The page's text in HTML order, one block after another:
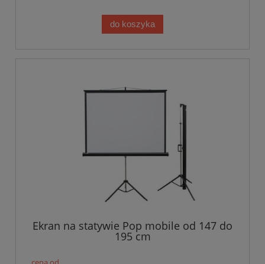
do koszyka
Ekran na statywie Pop mobile od 147 do
195 cm